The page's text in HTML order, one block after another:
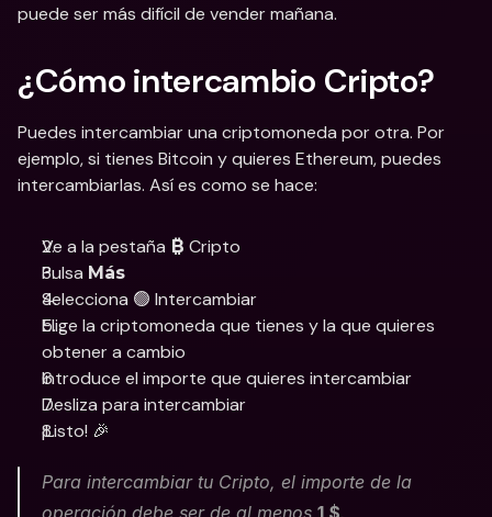
puede ser más difícil de vender mañana.
¿Cómo intercambio Cripto?
Puedes intercambiar una criptomoneda por otra. Por
ejemplo, si tienes Bitcoin y quieres Ethereum, puedes
intercambiarlas. Así es como se hace:
Ve a la pestaña ₿ Cripto
Pulsa Más
Selecciona 🟢 Intercambiar
Elige la criptomoneda que tienes y la que quieres
obtener a cambio
Introduce el importe que quieres intercambiar
Desliza para intercambiar
¡Listo! 🎉
Para intercambiar tu Cripto, el importe de la
operación debe ser de al menos 1 $.